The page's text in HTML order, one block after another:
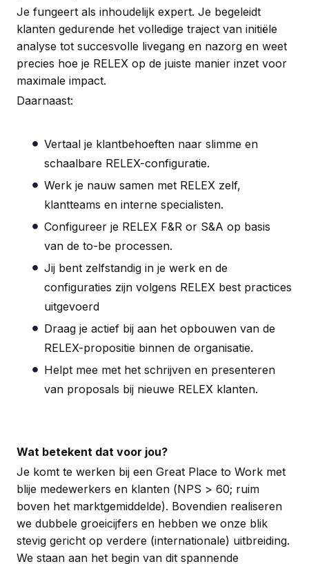
Je fungeert als inhoudelijk expert. Je begeleidt
klanten gedurende het volledige traject van initiële
analyse tot succesvolle livegang en nazorg en weet
precies hoe je RELEX op de juiste manier inzet voor
maximale impact.
Daarnaast:
Vertaal je klantbehoeften naar slimme en
schaalbare RELEX-configuratie.
Werk je nauw samen met RELEX zelf,
klantteams en interne specialisten.
Configureer je RELEX F&R or S&A op basis
van de to-be processen.
Jij bent zelfstandig in je werk en de
configuraties zijn volgens RELEX best practices
uitgevoerd
Draag je actief bij aan het opbouwen van de
RELEX-propositie binnen de organisatie.
Helpt mee met het schrijven en presenteren
van proposals bij nieuwe RELEX klanten.
Wat betekent dat voor jou?
Je komt te werken bij een Great Place to Work met
blije medewerkers en klanten (NPS > 60; ruim
boven het marktgemiddelde). Bovendien realiseren
we dubbele groeicijfers en hebben we onze blik
stevig gericht op verdere (internationale) uitbreiding.
We staan aan het begin van dit spannende